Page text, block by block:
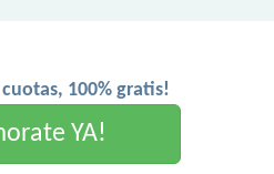
100% gratis!
YA!